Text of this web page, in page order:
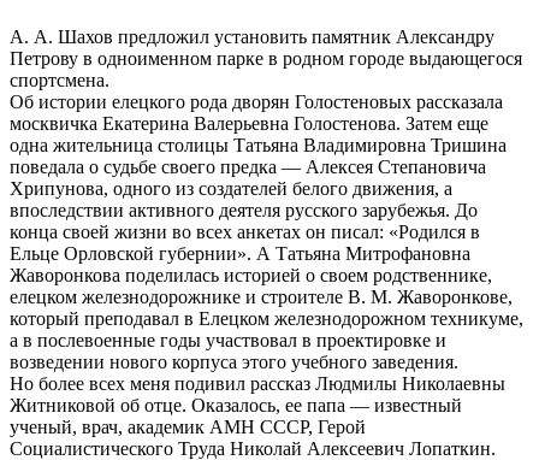
А. А. Шахов предложил установить памятник Александру
Петрову в одноименном парке в родном городе выдающегося
спортсмена.
Об истории елецкого рода дворян Голостеновых рассказала
москвичка Екатерина Валерьевна Голостенова. Затем еще
одна жительница столицы Татьяна Владимировна Тришина
поведала о судьбе своего предка — Алексея Степановича
Хрипунова, одного из создателей белого движения, а
впоследствии активного деятеля русского зарубежья. До
конца своей жизни во всех анкетах он писал: «Родился в
Ельце Орловской губернии». А Татьяна Митрофановна
Жаворонкова поделилась историей о своем родственнике,
елецком железнодорожнике и строителе В. М. Жаворонкове,
который преподавал в Елецком железнодорожном техникуме,
а в послевоенные годы участвовал в проектировке и
возведении нового корпуса этого учебного заведения.
Но более всех меня подивил рассказ Людмилы Николаевны
Житниковой об отце. Оказалось, ее папа — известный
ученый, врач, академик АМН СССР, Герой
Социалистического Труда Николай Алексеевич Лопаткин.